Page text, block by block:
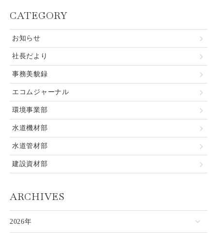
CATEGORY
お知らせ
社長だより
事務美貌録
エコムジャーナル
環境事業部
水道機材部
水道管材部
建設資材部
ARCHIVES
2026年